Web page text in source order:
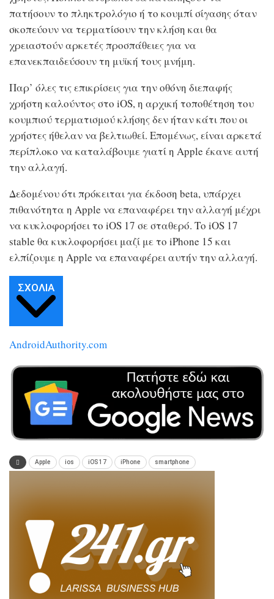
πατήσουν το πληκτρολόγιο ή το κουμπί σίγασης όταν
σκοπεύουν να τερματίσουν την κλήση και θα
χρειαστούν αρκετές προσπάθειες για να
επανεκπαιδεύσουν τη μυϊκή τους μνήμη.
Παρ’ όλες τις επικρίσεις για την οθόνη διεπαφής
χρήστη καλούντος στο iOS, η αρχική τοποθέτηση του
κουμπιού τερματισμού κλήσης δεν ήταν κάτι που οι
χρήστες ήθελαν να βελτιωθεί. Επομένως, είναι αρκετά
περίπλοκο να καταλάβουμε γιατί η Apple έκανε αυτή
την αλλαγή.
Δεδομένου ότι πρόκειται για έκδοση beta, υπάρχει
πιθανότητα η Apple να επαναφέρει την αλλαγή μέχρι
να κυκλοφορήσει το iOS 17 σε σταθερό. Το iOS 17
stable θα κυκλοφορήσει μαζί με το iPhone 15 και
ελπίζουμε η Apple να επαναφέρει αυτήν την αλλαγή.
ΣΧΌΛΙΑ
AndroidAuthority.com
Apple ios iOS 17 iPhone smartphone